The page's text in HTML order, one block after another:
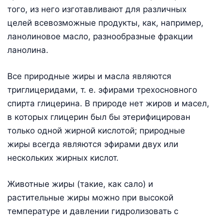
того, из него изготавливают для различных
целей всевозможные продукты, как, например,
ланолиновое масло, разнообразные фракции
ланолина.
Все природные жиры и масла являются
триглицеридами, т. е. эфирами трехосновного
спирта глицерина. В природе нет жиров и масел,
в которых глицерин был бы этерифицирован
только одной жирной кислотой; природные
жиры всегда являются эфирами двух или
нескольких жирных кислот.
Животные жиры (такие, как сало) и
растительные жиры можно при высокой
температуре и давлении гидролизовать с